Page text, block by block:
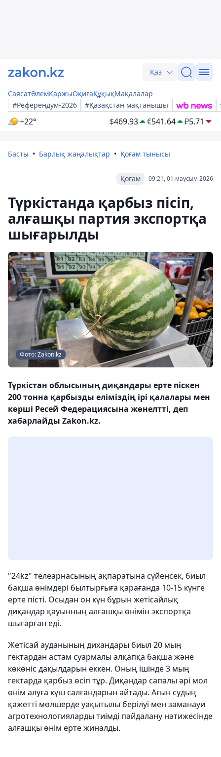
Қаз
СаясатӘлемҚаржыОқиғаҚұқықМақалалар
#Референдум-2026
#Қазақстан мақтанышы
+22° $469.93 €541.64 ₽5.71
Басты Барлық жаңалықтар Қоғам тынысы
09:21, 01 маусым 2026
Қоғам
Түркістанда қарбыз пісіп,
алғашқы партия экспортқа
шығарылды
Фото: Zakon.kz
Түркістан облысының диқандары ерте піскен
200 тонна қарбызды еліміздің ірі қалалары мен
көрші Ресей Федерациясына жөнелтті, деп
хабарлайды Zakon.kz.
"24kz" телеарнасының ақпаратына сүйенсек, биыл
бақша өнімдері былтырғыға қарағанда 10-15 күнге
ерте пісті. Осыдан он күн бұрын жетісайлық
диқандар қауынның алғашқы өнімін экспортқа
шығарған еді.
Жетісай ауданының дихандары биыл 20 мың
гектардан астам суармалы алқапқа бақша және
көкөніс дақылдарын еккен. Оның ішінде 3 мың
гектарда қарбыз өсіп тұр. Диқандар сапалы әрі мол
өнім алуға күш салғандарын айтады. Ағын судың
қажетті мөлшерде уақытылы берілуі мен заманауи
агротехнологияларды тиімді пайдалану нәтижесінде
алғашқы өнім ерте жиналды.